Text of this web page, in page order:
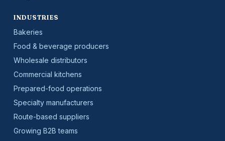
INDUSTRIES
Bakeries
Food & beverage producers
Wholesale distributors
Commercial kitchens
Prepared-food operations
Specialty manufacturers
Route-based suppliers
Growing B2B teams